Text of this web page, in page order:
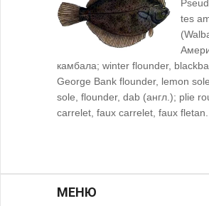
tes
камбала; winter flounder,
George Bank flounder, lemon
sole, flounder, dab (англ.); plie
carrelet, faux carrelet, faux fletan...
МЕНЮ